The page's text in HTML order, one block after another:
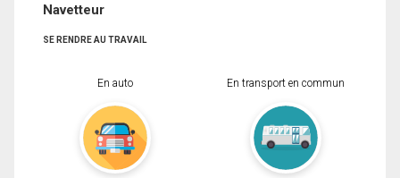
Navetteur
SE RENDRE AU TRAVAIL
En auto En transport en commun